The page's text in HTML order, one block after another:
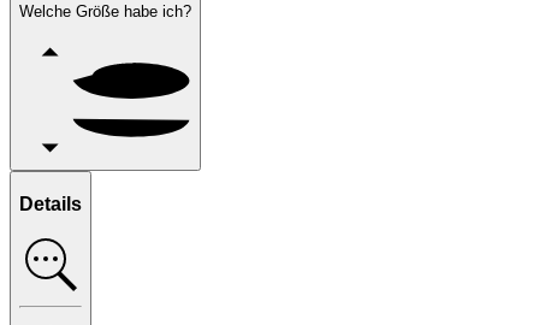
Welche Größe habe ich?
Details